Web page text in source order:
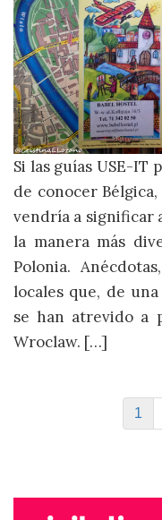
Si las guías USE-
de conocer
vendría a significar
la manera más
Polonia.
locales que, de
se han atrevido a
Wroclaw. […]
1